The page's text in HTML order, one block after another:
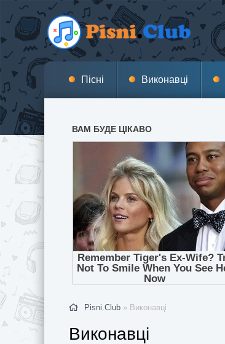
Пісні Виконавці
Pisni.Club » Виконавці
Виконавці